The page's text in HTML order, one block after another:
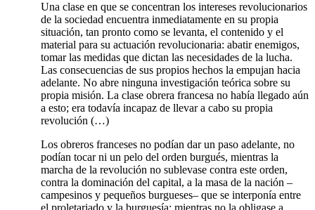
Una clase en que se concentran los intereses revolucionarios
de la sociedad encuentra inmediatamente en su propia
situación, tan pronto como se levanta, el contenido y el
material para su actuación revolucionaria: abatir enemigos,
tomar las medidas que dictan las necesidades de la lucha.
Las consecuencias de sus propios hechos la empujan hacia
adelante. No abre ninguna investigación teórica sobre su
propia misión. La clase obrera francesa no había llegado aún
a esto; era todavía incapaz de llevar a cabo su propia
revolución (…)
Los obreros franceses no podían dar un paso adelante, no
podían tocar ni un pelo del orden burgués, mientras la
marcha de la revolución no sublevase contra este orden,
contra la dominación del capital, a la masa de la nación –
campesinos y pequeños burgueses– que se interponía entre